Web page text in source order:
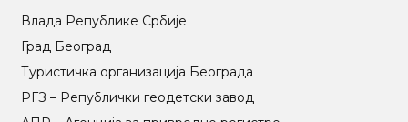
Влада Републике Србије
Град Београд
Туристичка организација Београда
РГЗ – Републички геодетски завод